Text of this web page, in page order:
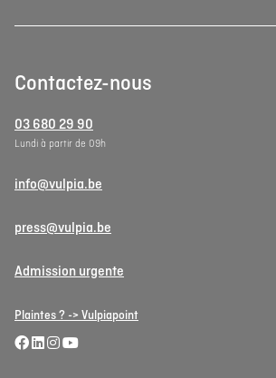
Contactez-nous
03 680 29 90
Lundi à partir de 09h
info@vulpia.be
press@vulpia.be
Admission urgente
Plaintes ? -> Vulpiapoint